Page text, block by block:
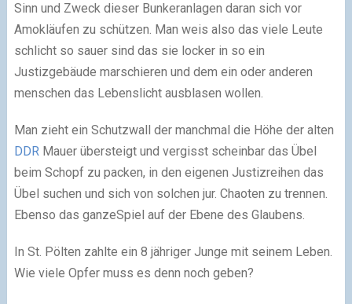
Sinn und Zweck dieser Bunkeranlagen daran sich vor
Amokläufen zu schützen. Man weis also das viele Leute
schlicht so sauer sind das sie locker in so ein
Justizgebäude marschieren und dem ein oder anderen
menschen das Lebenslicht ausblasen wollen.
Man zieht ein Schutzwall der manchmal die Höhe der alten
DDRMauer übersteigt und vergisst scheinbar das Übel
beim Schopf zu packen, in den eigenen Justizreihen das
Übel suchen und sich von solchen jur. Chaoten zu trennen.
Ebenso das ganzeSpiel auf der Ebene des Glaubens.
In St. Pölten zahlte ein 8 jähriger Junge mit seinem Leben.
Wie viele Opfer muss es denn noch geben?